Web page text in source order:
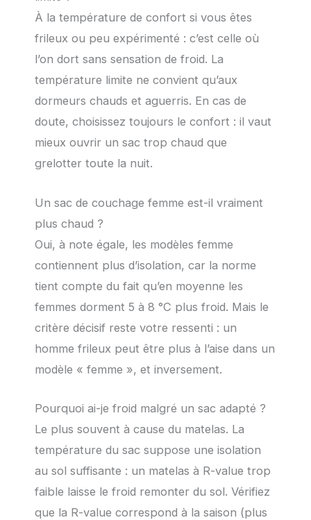
À la température de confort si vous êtes
frileux ou peu expérimenté : c’est celle où
l’on dort sans sensation de froid. La
température limite ne convient qu’aux
dormeurs chauds et aguerris. En cas de
doute, choisissez toujours le confort : il vaut
mieux ouvrir un sac trop chaud que
grelotter toute la nuit.
Un sac de couchage femme est-il vraiment
plus chaud ?
Oui, à note égale, les modèles femme
contiennent plus d’isolation, car la norme
tient compte du fait qu’en moyenne les
femmes dorment 5 à 8 °C plus froid. Mais le
critère décisif reste votre ressenti : un
homme frileux peut être plus à l’aise dans un
modèle « femme », et inversement.
Pourquoi ai-je froid malgré un sac adapté ?
Le plus souvent à cause du matelas. La
température du sac suppose une isolation
au sol suffisante : un matelas à R-value trop
faible laisse le froid remonter du sol. Vérifiez
que la R-value correspond à la saison (plus